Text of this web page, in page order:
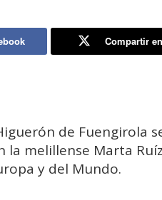
Compartir
de Fuengirola
melillense Marta
y del Mundo.